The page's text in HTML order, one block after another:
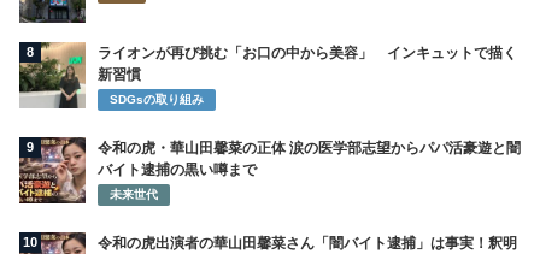
8
ライオンが再び挑む「お口の中から美容」 インキュットで描く
新習慣
SDGsの取り組み
9
令和の虎・華山田馨菜の正体 涙の医学部志望からパパ活豪遊と闇
バイト逮捕の黒い噂まで
未来世代
10
令和の虎出演者の華山田馨菜さん「闇バイト逮捕」は事実！釈明